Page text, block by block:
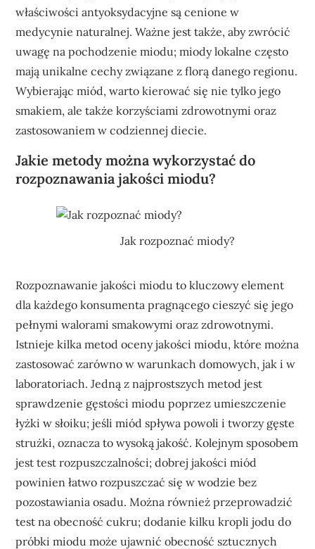
właściwości antyoksydacyjne są cenione w
medycynie naturalnej. Ważne jest także, aby zwrócić
uwagę na pochodzenie miodu; miody lokalne często
mają unikalne cechy związane z florą danego regionu.
Wybierając miód, warto kierować się nie tylko jego
smakiem, ale także korzyściami zdrowotnymi oraz
zastosowaniem w codziennej diecie.
Jakie metody można wykorzystać do
rozpoznawania jakości miodu?
Jak rozpoznać miody?
Rozpoznawanie jakości miodu to kluczowy element
dla każdego konsumenta pragnącego cieszyć się jego
pełnymi walorami smakowymi oraz zdrowotnymi.
Istnieje kilka metod oceny jakości miodu, które można
zastosować zarówno w warunkach domowych, jak i w
laboratoriach. Jedną z najprostszych metod jest
sprawdzenie gęstości miodu poprzez umieszczenie
łyżki w słoiku; jeśli miód spływa powoli i tworzy gęste
strużki, oznacza to wysoką jakość. Kolejnym sposobem
jest test rozpuszczalności; dobrej jakości miód
powinien łatwo rozpuszczać się w wodzie bez
pozostawiania osadu. Można również przeprowadzić
test na obecność cukru; dodanie kilku kropli jodu do
próbki miodu może ujawnić obecność sztucznych